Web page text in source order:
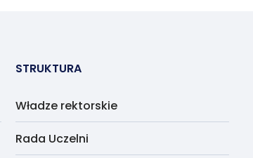
STRUKTURA
Władze rektorskie
Rada Uczelni